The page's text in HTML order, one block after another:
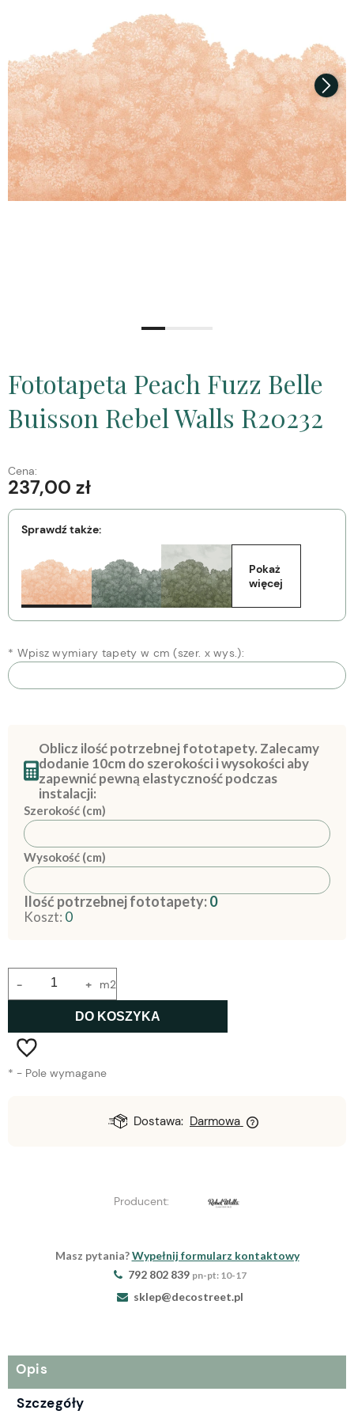
Fototapeta Peach Fuzz Belle
Buisson Rebel Walls R20232
Cena:
237,00 zł
Sprawdź także:
Pokaż
więcej
* Wpisz wymiary tapety w cm (szer. x wys.):
Oblicz ilość potrzebnej fototapety. Zalecamy
dodanie 10cm do szerokości i wysokości aby
zapewnić pewną elastyczność podczas
instalacji:
Szerokość (cm)
Wysokość (cm)
Ilość potrzebnej fototapety:0
Koszt: 0
+
- m2
DO KOSZYKA
* - Pole wymagane
Dostawa: Darmowa
Producent:
Masz pytania?Wypełnij formularz kontaktowy
792 802 839 pn-pt: 10-17
sklep@decostreet.pl
Opis
Szczegóły